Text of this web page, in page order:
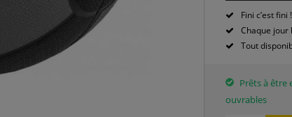
Fini c’est fini !
Chaque jour
Tout
Prêts à être
ouvrables